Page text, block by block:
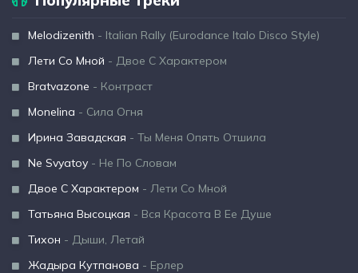
Melodizenith - Italian Rally (Eurodance Italo Disco Style)
Лети Со Мной - Двое С Характером
Bratvazone - Контраст
Monelina - Сила Огня
Ирина Завадская - Ты Меня Опять Отшила
Ne Svyatoy - Не По Словам
Двое С Характером - Лети Со Мной
Татьяна Высоцкая - Вся Красота В Ее Душе
Тихон - Дыши, Летай
Жадыра Кутпанова - Ерлер